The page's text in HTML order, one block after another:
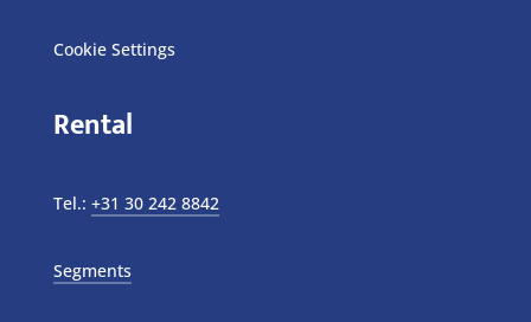
Cookie Settings
Rental
Tel.: +31 30 242 8842
Segments